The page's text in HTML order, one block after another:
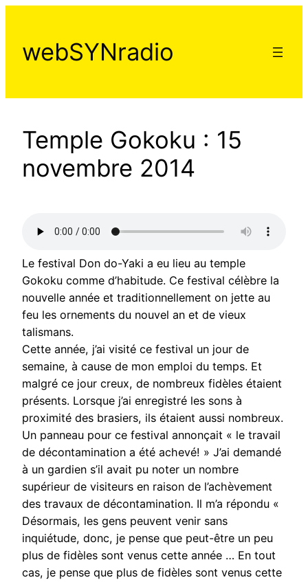
contenu
webSYNradio
Temple Gokoku : 15
novembre 2014
Le festival Don do-Yaki a eu lieu au temple
Gokoku comme d’habitude. Ce festival célèbre la
nouvelle année et traditionnellement on jette au
feu les ornements du nouvel an et de vieux
talismans.
Cette année, j’ai visité ce festival un jour de
semaine, à cause de mon emploi du temps. Et
malgré ce jour creux, de nombreux fidèles étaient
présents. Lorsque j’ai enregistré les sons à
proximité des brasiers, ils étaient aussi nombreux.
Un panneau pour ce festival annonçait « le travail
de décontamination a été achevé! » J’ai demandé
à un gardien s’il avait pu noter un nombre
supérieur de visiteurs en raison de l’achèvement
des travaux de décontamination. Il m’a répondu «
Désormais, les gens peuvent venir sans
inquiétude, donc, je pense que peut-être un peu
plus de fidèles sont venus cette année … En tout
cas, je pense que plus de fidèles sont venus cette